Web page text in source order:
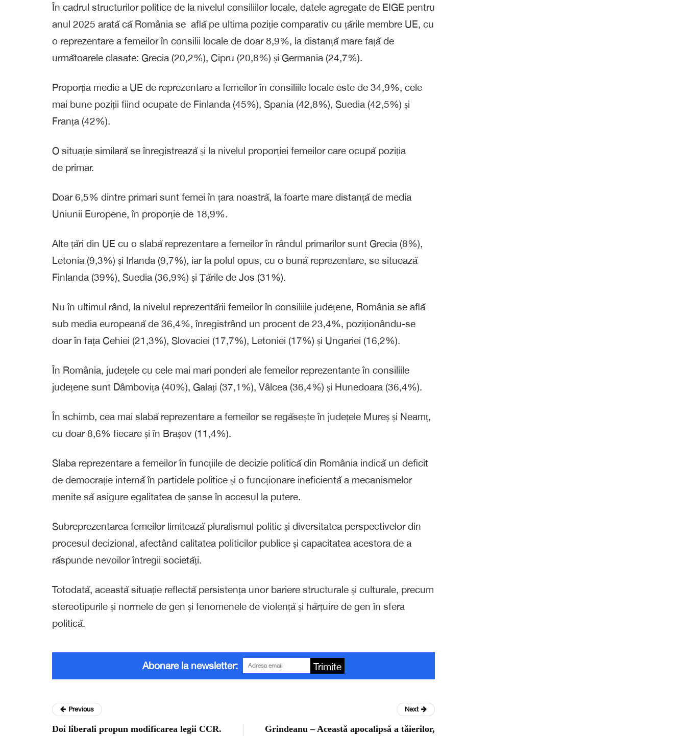
În cadrul structurilor politice de la nivelul consiliilor locale, datele agregate de EIGE pentru
anul 2025 arată că România se află pe ultima poziție comparativ cu țările membre UE, cu
o reprezentare a femeilor în consilii locale de doar 8,9%, la distanță mare față de
următoarele clasate: Grecia (20,2%), Cipru (20,8%) și Germania (24,7%).
Proporția medie a UE de reprezentare a femeilor în consiliile locale este de 34,9%, cele
mai bune poziții fiind ocupate de Finlanda (45%), Spania (42,8%), Suedia (42,5%) și
Franța (42%).
O situație similară se înregistrează și la nivelul proporției femeilor care ocupă poziția
de primar.
Doar 6,5% dintre primari sunt femei în țara noastră, la foarte mare distanță de media
Uniunii Europene, în proporție de 18,9%.
Alte țări din UE cu o slabă reprezentare a femeilor în rândul primarilor sunt Grecia (8%),
Letonia (9,3%) și Irlanda (9,7%), iar la polul opus, cu o bună reprezentare, se situează
Finlanda (39%), Suedia (36,9%) și Țările de Jos (31%).
Nu în ultimul rând, la nivelul reprezentării femeilor în consiliile județene, România se află
sub media europeană de 36,4%, înregistrând un procent de 23,4%, poziționându-se
doar în fața Cehiei (21,3%), Slovaciei (17,7%), Letoniei (17%) și Ungariei (16,2%).
În România, județele cu cele mai mari ponderi ale femeilor reprezentante în consiliile
județene sunt Dâmbovița (40%), Galați (37,1%), Vâlcea (36,4%) și Hunedoara (36,4%).
În schimb, cea mai slabă reprezentare a femeilor se regăsește în județele Mureș și Neamț,
cu doar 8,6% fiecare și în Brașov (11,4%).
Slaba reprezentare a femeilor în funcțiile de decizie politică din România indică un deficit
de democrație internă în partidele politice și o funcționare ineficientă a mecanismelor
menite să asigure egalitatea de șanse în accesul la putere.
Subreprezentarea femeilor limitează pluralismul politic și diversitatea perspectivelor din
procesul decizional, afectând calitatea politicilor publice și capacitatea acestora de a
răspunde nevoilor întregii societăți.
Totodată, această situație reflectă persistența unor bariere structurale și culturale, precum
stereotipurile și normele de gen și fenomenele de violență și hărțuire de gen în sfera
politică.
Abonare la newsletter: Trimite
Previous
Doi liberali propun modificarea legii CCR.
Next
Grindeanu – Această apocalipsă a tăierilor,